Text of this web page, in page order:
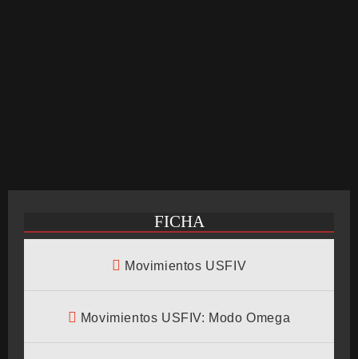
BONUS STAGE
FICHA
Movimientos USFIV
Movimientos USFIV: Modo Omega